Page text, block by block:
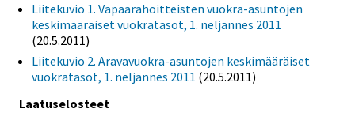
Liitekuvio 1. Vapaarahoitteisten vuokra-asuntojen
keskimääräiset vuokratasot, 1. neljännes 2011
(20.5.2011)
Liitekuvio 2. Aravavuokra-asuntojen keskimääräiset
vuokratasot, 1. neljännes 2011 (20.5.2011)
Laatuselosteet